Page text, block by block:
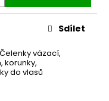
Čelenky vázací,
korunky,
do vlasů
Sdílet